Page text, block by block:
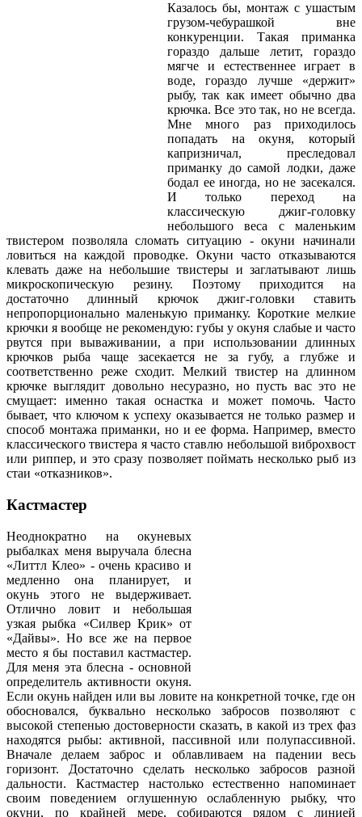
Казалось бы, монтаж с ушастым
грузом-чебурашкой вне
конкуренции. Такая приманка
гораздо дальше летит, гораздо
мягче и естественнее играет в
воде, гораздо лучше «держит»
рыбу, так как имеет обычно два
крючка. Все это так, но не всегда.
Мне много раз приходилось
попадать на окуня, который
капризничал, преследовал
приманку до самой лодки, даже
бодал ее иногда, но не засекался.
И только переход на
классическую джиг-головку
небольшого веса с маленьким
твистером позволяла сломать ситуацию - окуни начинали
ловиться на каждой проводке. Окуни часто отказываются
клевать даже на небольшие твистеры и заглатывают лишь
микроскопическую резину. Поэтому приходится на
достаточно длинный крючок джиг-головки ставить
непропорционально маленькую приманку. Короткие мелкие
крючки я вообще не рекомендую: губы у окуня слабые и часто
рвутся при вываживании, а при использовании длинных
крючков рыба чаще засекается не за губу, а глубже и
соответственно реже сходит. Мелкий твистер на длинном
крючке выглядит довольно несуразно, но пусть вас это не
смущает: именно такая оснастка и может помочь. Часто
бывает, что ключом к успеху оказывается не только размер и
способ монтажа приманки, но и ее форма. Например, вместо
классического твистера я часто ставлю небольшой виброхвост
или риппер, и это сразу позволяет поймать несколько рыб из
стаи «отказников».
Кастмастер
Неоднократно на окуневых
рыбалках меня выручала блесна
«Литтл Клео» - очень красиво и
медленно она планирует, и
окунь этого не выдерживает.
Отлично ловит и небольшая
узкая рыбка «Силвер Крик» от
«Дайвы». Но все же на первое
место я бы поставил кастмастер.
Для меня эта блесна - основной
определитель активности окуня.
Если окунь найден или вы ловите на конкретной точке, где он
обосновался, буквально несколько забросов позволяют с
высокой степенью достоверности сказать, в какой из трех фаз
находятся рыбы: активной, пассивной или полупассивной.
Вначале делаем заброс и облавливаем на падении весь
горизонт. Достаточно сделать несколько забросов разной
дальности. Кастмастер настолько естественно напоминает
своим поведением оглушенную ослабленную рыбку, что
окуни, по крайней мере, собираются рядом с линией